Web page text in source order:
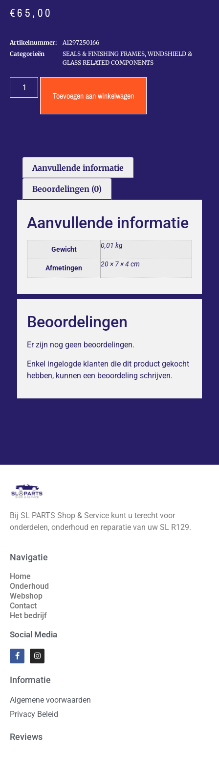
€65,00
Artikelnummer:
A1297250166
Categorieën
SEALS & FINISHING FRAMES,WINDSHIELD &
GLASS RELATED COMPONENTS
Toevoegen aan winkelwagen
Aanvullende informatie
Beoordelingen (0)
Aanvullende informatie
Gewicht 0,01 kg
Afmetingen 20 × 7 × 4 cm
Beoordelingen
Er zijn nog geen beoordelingen.
Enkel ingelogde klanten die dit product gekocht
hebben, kunnen een beoordeling schrijven.
Bij SL PARTS Shop & Service kunt u terecht voor
onderdelen, onderhoud en reparatie van uw SL R129.
Navigatie
Home
Onderhoud
Webshop
Contact
Het bedrijf
Social Media
Informatie
Algemene voorwaarden
Privacy Beleid
Reviews